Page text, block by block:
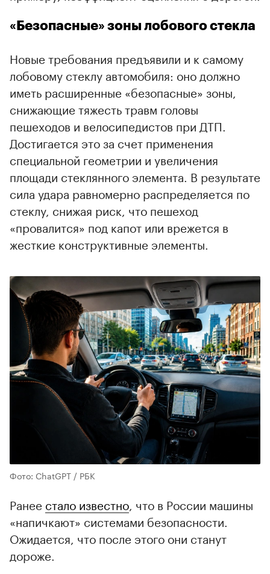
«Безопасные» зоны лобового стекла
Новые требования предъявили и к самому
лобовому стеклу автомобиля: оно должно
иметь расширенные «безопасные» зоны,
снижающие тяжесть травм головы
пешеходов и велосипедистов при ДТП.
Достигается это за счет применения
специальной геометрии и увеличения
площади стеклянного элемента. В результате
сила удара равномерно распределяется по
стеклу, снижая риск, что пешеход
«провалится» под капот или врежется в
жесткие конструктивные элементы.
Фото: ChatGPT / РБК
Ранее стало известно , что в России машины
«напичкают» системами безопасности.
Ожидается, что после этого они станут
дороже.